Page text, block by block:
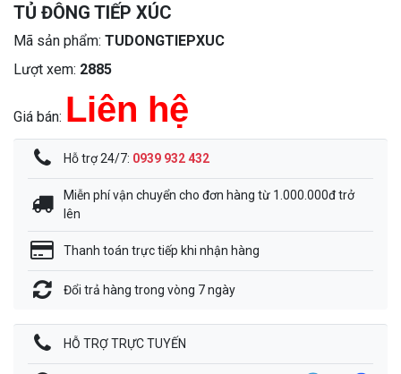
TỦ ĐÔNG TIẾP XÚC
Mã sản phẩm: TUDONGTIEPXUC
Lượt xem: 2885
Giá bán: Liên hệ
Hỗ trợ 24/7: 0939 932 432
Miễn phí vận chuyển cho đơn hàng từ 1.000.000đ trở
lên
Thanh toán trực tiếp khi nhận hàng
Đổi trả hàng trong vòng 7 ngày
HỖ TRỢ TRỰC TUYẾN